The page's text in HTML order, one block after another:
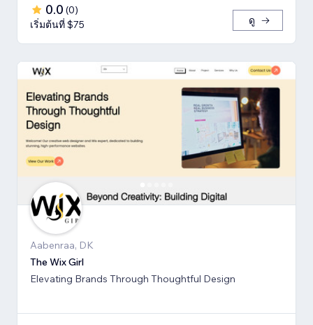
0.0 (0)
เริ่มต้นที่ $75
ดู
Aabenraa, DK
The Wix Girl
Elevating Brands Through Thoughtful Design